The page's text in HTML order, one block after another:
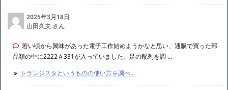
2025年3月18日
山田久夫 さん
若い頃から興味があった電子工作始めようかなと思い、通販で買った部
品類の中に2222Ａ331が入っていました。足の配列を調 ...
トランジスタというものの使い方を調べ...